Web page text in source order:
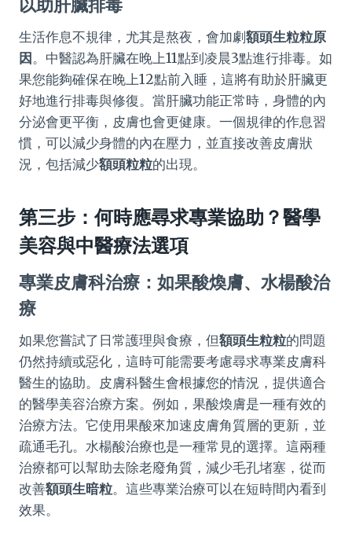
以助肝臟排毒
生活作息不規律，尤其是熬夜，會加劇額頭生粒粒原
因。中醫認為肝臟在晚上11點到凌晨3點進行排毒。如
果您能夠確保在晚上12點前入睡，這將有助於肝臟更
好地進行排毒與修復。當肝臟功能正常時，身體的內
分泌會更平衡，皮膚也會更健康。一個規律的作息習
慣，可以減少身體的內在壓力，並直接改善皮膚狀
況，包括減少額頭粒粒的出現。
第三步：何時應尋求專業協助？醫學
美容與中醫療法選項
專業皮膚科治療：如果酸煥膚、水楊酸治
療
如果您嘗試了日常護理與食療，但額頭生粒粒的問題
仍然持續或惡化，這時可能需要考慮尋求專業皮膚科
醫生的協助。皮膚科醫生會根據您的情況，提供適合
的醫學美容治療方案。例如，果酸煥膚是一種有效的
治療方法。它使用果酸來加速皮膚角質層的更新，並
疏通毛孔。水楊酸治療也是一種常見的選擇。這兩種
治療都可以幫助去除老廢角質，減少毛孔堵塞，從而
改善額頭生暗粒。這些專業治療可以在短時間內看到
效果。